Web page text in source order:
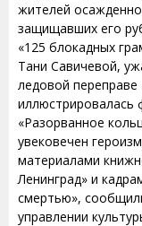
жителей
защищавших его
«125 блокадных
Тани Савичевой,
ледовой
иллюстрировалась
«Разорванное
увековечен
материалами
Ленинград» и
смертью»,
управлении